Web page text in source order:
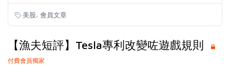
美股, 會員文章
【漁夫短評】Tesla專利改變咗遊戲規則
付費會員獨家